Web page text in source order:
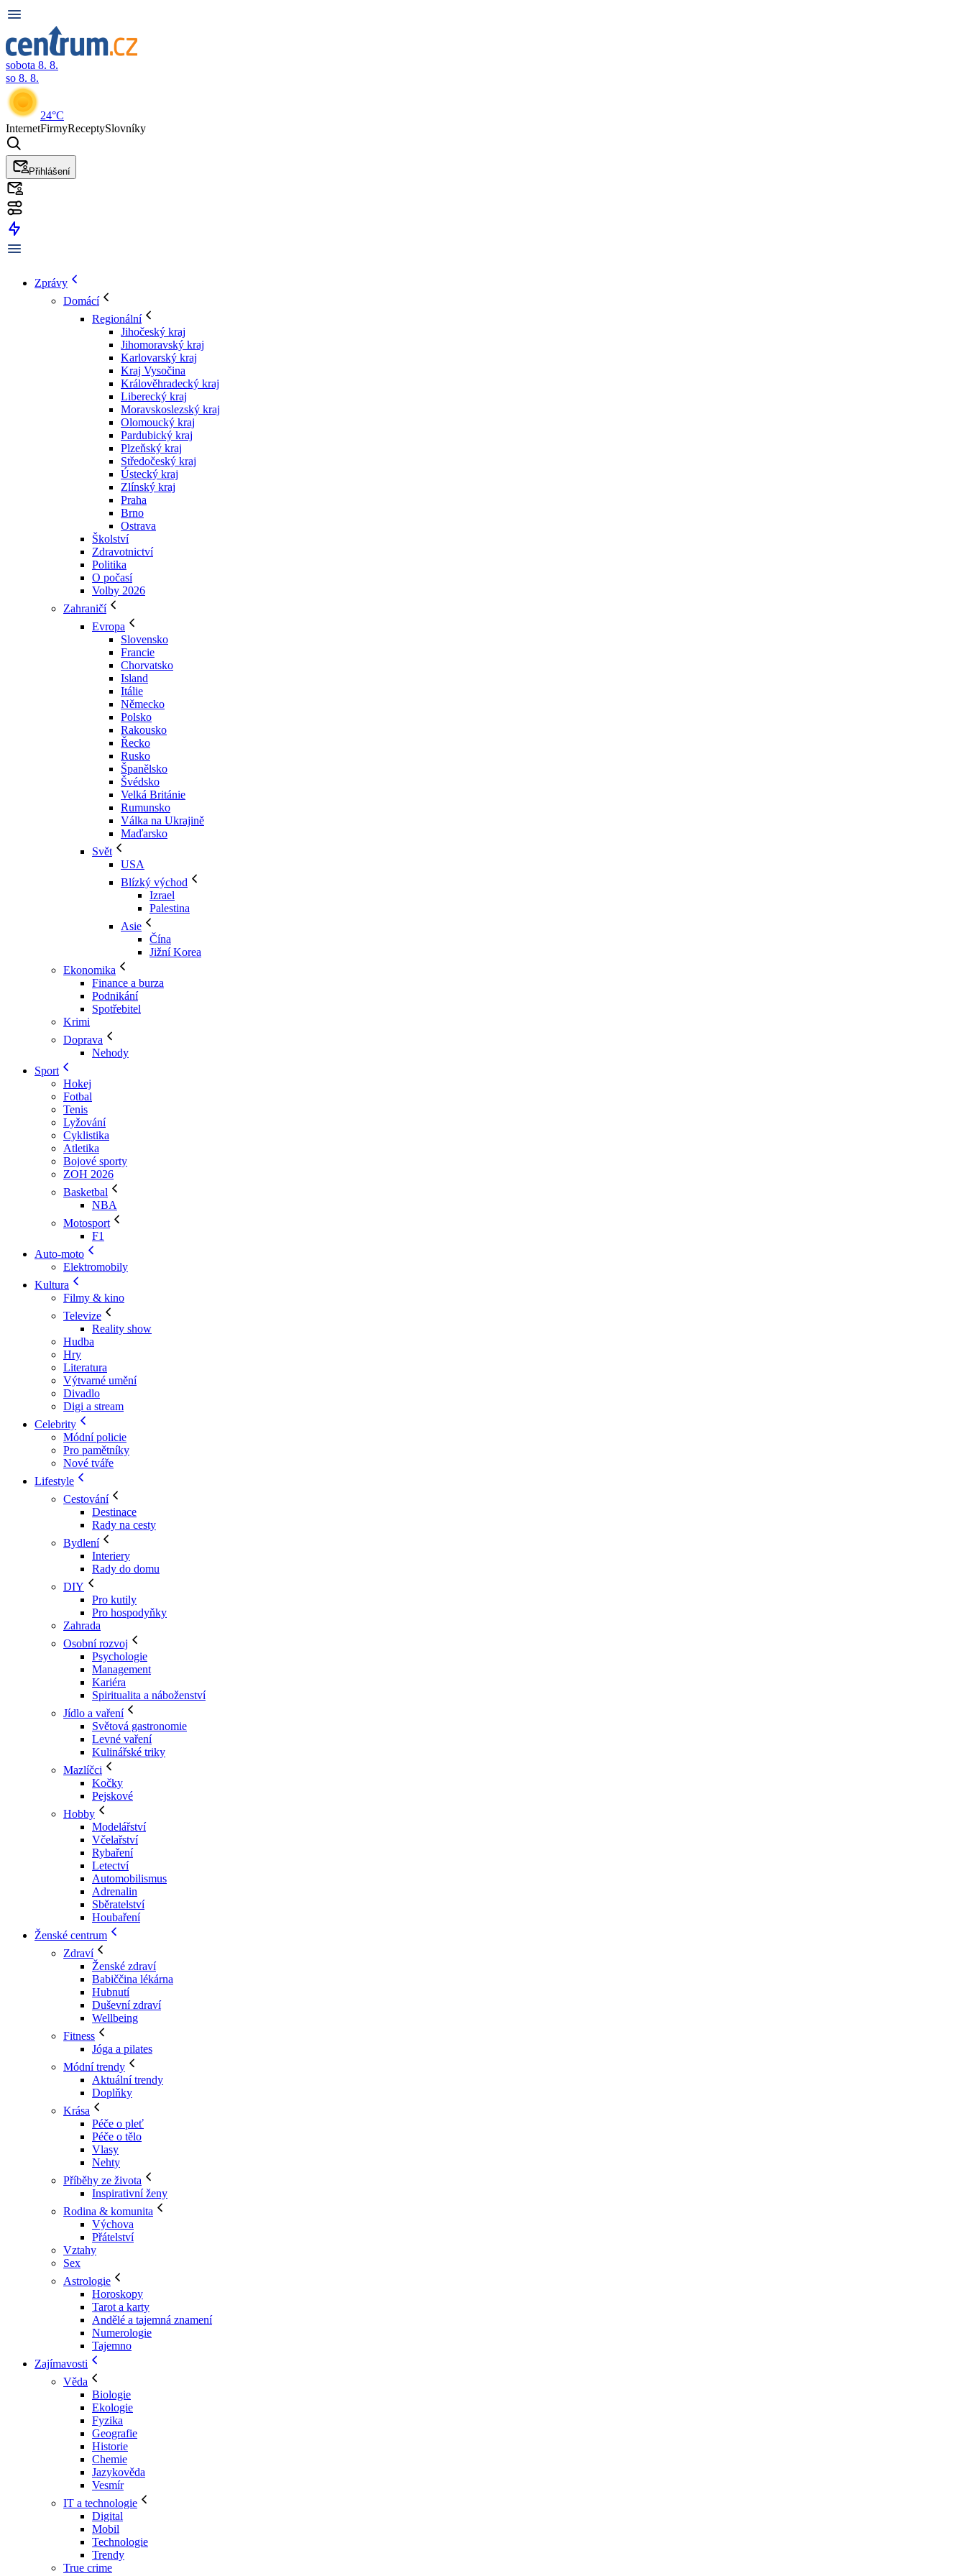
sobota 8. 8.
so 8. 8.
24°C
InternetFirmyReceptySlovníky
Přihlášení
Zprávy
Domácí
Regionální
Jihočeský kraj
Jihomoravský kraj
Karlovarský kraj
Kraj Vysočina
Králověhradecký kraj
Liberecký kraj
Moravskoslezský kraj
Olomoucký kraj
Pardubický kraj
Plzeňský kraj
Středočeský kraj
Ústecký kraj
Zlínský kraj
Praha
Brno
Ostrava
Školství
Zdravotnictví
Politika
O počasí
Volby 2026
Zahraničí
Evropa
Slovensko
Francie
Chorvatsko
Island
Itálie
Německo
Polsko
Rakousko
Řecko
Rusko
Španělsko
Švédsko
Velká Británie
Rumunsko
Válka na Ukrajině
Maďarsko
Svět
USA
Blízký východ
Izrael
Palestina
Asie
Čína
Jižní Korea
Ekonomika
Finance a burza
Podnikání
Spotřebitel
Krimi
Doprava
Nehody
Sport
Hokej
Fotbal
Tenis
Lyžování
Cyklistika
Atletika
Bojové sporty
ZOH 2026
Basketbal
NBA
Motosport
F1
Auto-moto
Elektromobily
Kultura
Filmy & kino
Televize
Reality show
Hudba
Hry
Literatura
Výtvarné umění
Divadlo
Digi a stream
Celebrity
Módní policie
Pro pamětníky
Nové tváře
Lifestyle
Cestování
Destinace
Rady na cesty
Bydlení
Interiery
Rady do domu
DIY
Pro kutily
Pro hospodyňky
Zahrada
Osobní rozvoj
Psychologie
Management
Kariéra
Spiritualita a náboženství
Jídlo a vaření
Světová gastronomie
Levné vaření
Kulinářské triky
Mazlíčci
Kočky
Pejskové
Hobby
Modelářství
Včelařství
Rybaření
Letectví
Automobilismus
Adrenalin
Sběratelství
Houbaření
Ženské centrum
Zdraví
Ženské zdraví
Babiččina lékárna
Hubnutí
Duševní zdraví
Wellbeing
Fitness
Jóga a pilates
Módní trendy
Aktuální trendy
Doplňky
Krása
Péče o pleť
Péče o tělo
Vlasy
Nehty
Příběhy ze života
Inspirativní ženy
Rodina & komunita
Výchova
Přátelství
Vztahy
Sex
Astrologie
Horoskopy
Tarot a karty
Andělé a tajemná znamení
Numerologie
Tajemno
Zajímavosti
Věda
Biologie
Ekologie
Fyzika
Geografie
Historie
Chemie
Jazykověda
Vesmír
IT a technologie
Digital
Mobil
Technologie
Trendy
True crime